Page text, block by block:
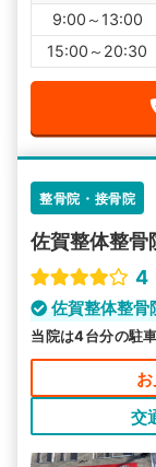
9:00～13:00
15:00～20:30
整骨院・接骨院
佐賀整体整骨
4
佐賀整体整骨
当院は4台分の駐
交